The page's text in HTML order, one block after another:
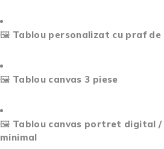
🖼️ Tablou personalizat cu praf de
🖼️ Tablou canvas 3 piese
🖼️ Tablou canvas portret digital
minimal